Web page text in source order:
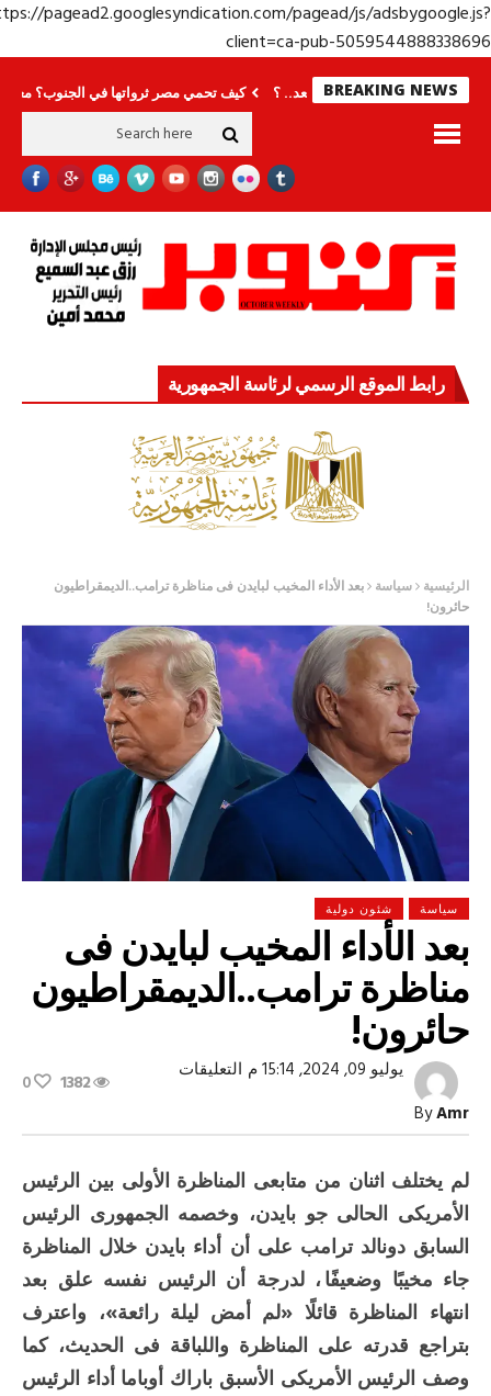
https://pagead2.googlesyndication.com/pagead/js/
client=ca-pub-
BREAKING NEWS
المونديال فماذا بعد.. ؟ كيف تحمي مصر ثرواتها في الجنوب؟ معركة لا تُرى..
رابط الموقع الرسمي لرئاسة الجمهورية
الرئيسية سياسة بعد الأداء المخيب لبايدن فى مناظرة ترامب..الديمقراطيون
حائرون!
سياسة شئون دولية
بعد الأداء المخيب لبايدن فى
مناظرة ترامب..الديمقراطيون
حائرون!
ByAmr
يوليو 09, 2024, 15:14 م التعليقاتعلى
لبايدن
مناظرة
ترامب..الديمقراطيون
حائرون!
مغلقة
1382
0
لم يختلف اثنان من متابعى المناظرة الأولى بين الرئيس
الأمريكى الحالى جو بايدن، وخصمه الجمهورى الرئيس
السابق دونالد ترامب على أن أداء بايدن خلال المناظرة
جاء مخيبًا وضعيفًا ، لدرجة أن الرئيس نفسه علق بعد
انتهاء المناظرة قائلًا «لم أمض ليلة رائعة»، واعترف
بتراجع قدرته على المناظرة واللباقة فى الحديث، كما
وصف الرئيس الأمريكى الأسبق باراك أوباما أداء الرئيس